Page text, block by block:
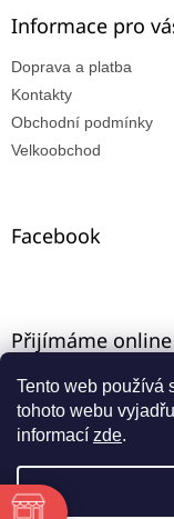
Tento web používá
tohoto webu
informací zde.
Informace pro
Doprava a platba
Kontakty
Obchodní podmínky
Velkoobchod
Facebook
Přijímáme